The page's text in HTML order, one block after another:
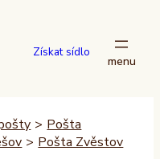
Získat sídlo
> Pošta
> Pošta Zvěstov